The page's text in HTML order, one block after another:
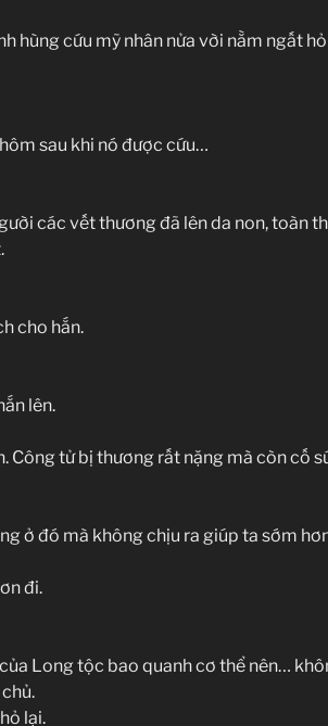
hùng cứu mỹ nhân nửa vời nằm ngất
sau khi nó được cứu…
các vết thương đã lên da non, toàn
cho hắn.
lên.
Công tử bị thương rất nặng mà còn cố
ở đó mà không chịu ra giúp ta sớm
đi.
Long tộc bao quanh cơ thể nên…
lại.